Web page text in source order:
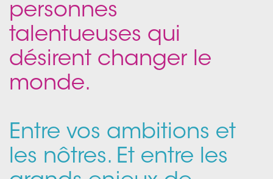
personnes
talentueuses qui
désirent changer le
monde.
Entre vos ambitions et
les nôtres. Et entre les